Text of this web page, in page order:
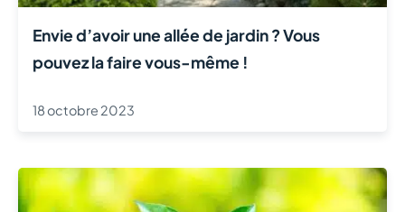
Envie d’avoir une allée de jardin ? Vous
pouvez la faire vous-même !
18 octobre 2023